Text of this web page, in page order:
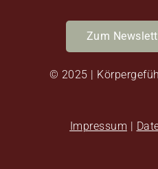
Zum
© 2025 |
Impressum |